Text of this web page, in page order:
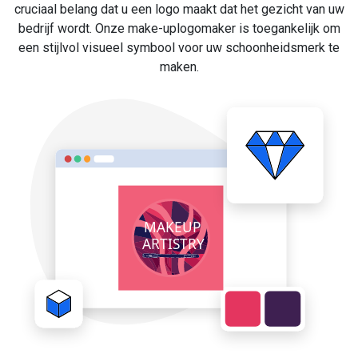
cruciaal belang dat u een logo maakt dat het gezicht van uw
bedrijf wordt. Onze make-uplogomaker is toegankelijk om
een stijlvol visueel symbool voor uw schoonheidsmerk te
maken.